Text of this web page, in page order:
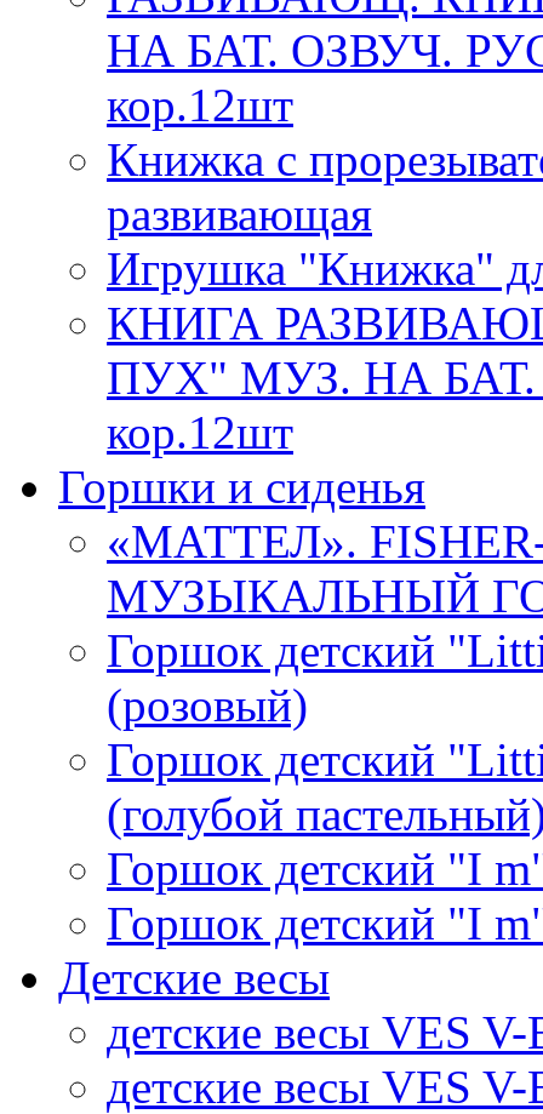
НА БАТ. ОЗВУЧ.
кор.12шт
Книжка с
развивающая
Игрушка "Книжка"
КНИГА
ПУХ" МУЗ. НА
кор.12шт
Горшки и сиденья
«МАТТЕЛ».
МУЗЫКАЛЬНЫЙ
Горшок детский
(розовый)
Горшок детский
(голубой
Горшок детский "I
Горшок детский "I
Детские весы
детские весы VES
детские весы VES